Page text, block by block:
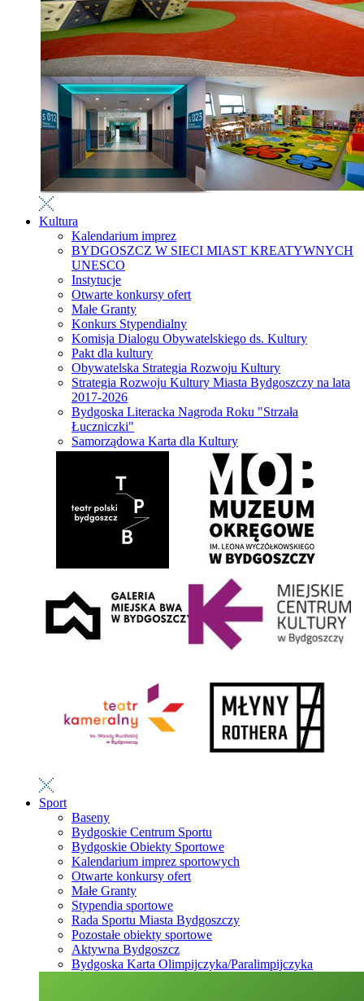
Kultura
Kalendarium imprez
BYDGOSZCZ W SIECI MIAST KREATYWNYCH
UNESCO
Instytucje
Otwarte konkursy ofert
Małe Granty
Konkurs Stypendialny
Komisja Dialogu Obywatelskiego ds. Kultury
Pakt dla kultury
Obywatelska Strategia Rozwoju Kultury
Strategia Rozwoju Kultury Miasta Bydgoszczy na lata
2017-2026
Bydgoska Literacka Nagroda Roku "Strzała
Łuczniczki"
Samorządowa Karta dla Kultury
Sport
Baseny
Bydgoskie Centrum Sportu
Bydgoskie Obiekty Sportowe
Kalendarium imprez sportowych
Otwarte konkursy ofert
Małe Granty
Stypendia sportowe
Rada Sportu Miasta Bydgoszczy
Pozostałe obiekty sportowe
Aktywna Bydgoszcz
Bydgoska Karta Olimpijczyka/Paralimpijczyka